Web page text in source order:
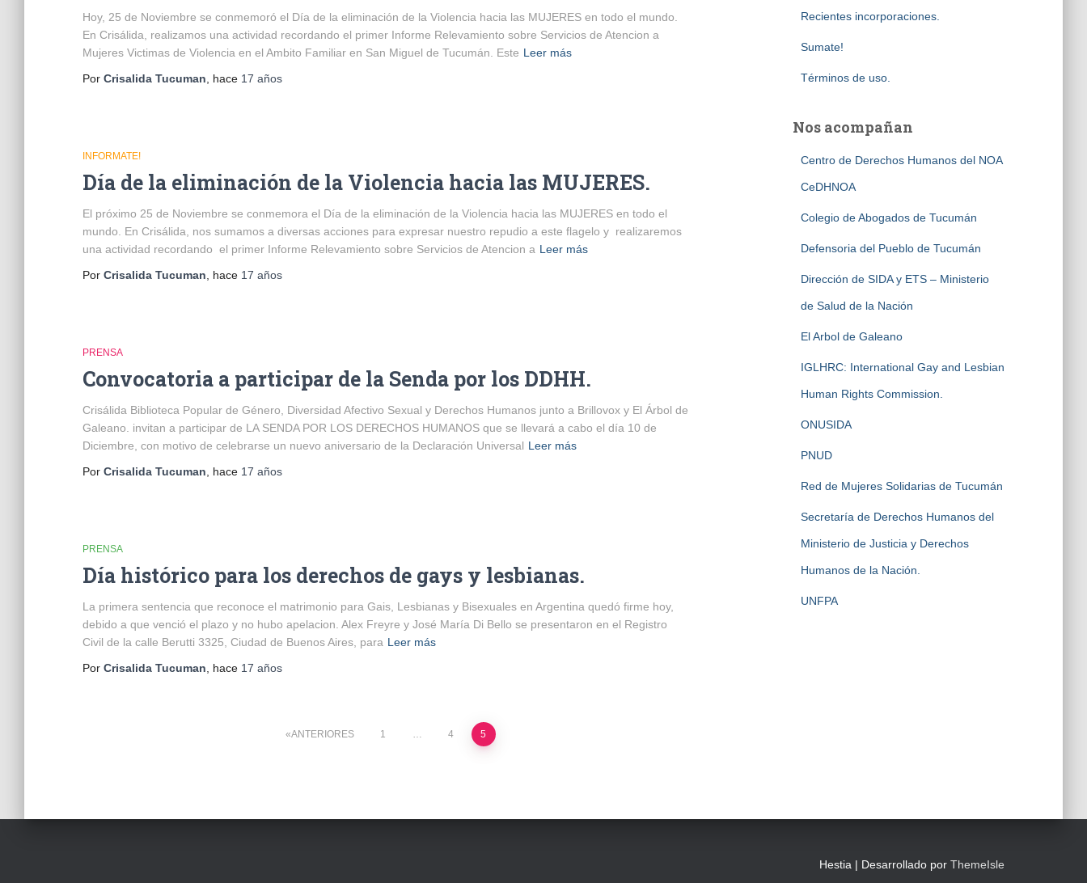
Hoy, 25 de Noviembre se conmemoró el Día de la eliminación de la Violencia hacia las MUJERES en todo el mundo.
En Crisálida, realizamos una actividad recordando el primer Informe Relevamiento sobre Servicios de Atencion a
Mujeres Victimas de Violencia en el Ambito Familiar en San Miguel de Tucumán. Este Leer más
Por Crisalida Tucuman , hace 17 años
INFORMATE!
Día de la eliminación de la Violencia hacia las MUJERES.
El próximo 25 de Noviembre se conmemora el Día de la eliminación de la Violencia hacia las MUJERES en todo el
mundo. En Crisálida, nos sumamos a diversas acciones para expresar nuestro repudio a este flagelo y realizaremos
una actividad recordando el primer Informe Relevamiento sobre Servicios de Atencion a Leer más
Por Crisalida Tucuman , hace 17 años
PRENSA
Convocatoria a participar de la Senda por los DDHH.
Crisálida Biblioteca Popular de Género, Diversidad Afectivo Sexual y Derechos Humanos junto a Brillovox y El Árbol de
Galeano. invitan a participar de LA SENDA POR LOS DERECHOS HUMANOS que se llevará a cabo el día 10 de
Diciembre, con motivo de celebrarse un nuevo aniversario de la Declaración Universal Leer más
Por Crisalida Tucuman , hace 17 años
PRENSA
Día histórico para los derechos de gays y lesbianas.
La primera sentencia que reconoce el matrimonio para Gais, Lesbianas y Bisexuales en Argentina quedó firme hoy,
debido a que venció el plazo y no hubo apelacion. Alex Freyre y José María Di Bello se presentaron en el Registro
Civil de la calle Berutti 3325, Ciudad de Buenos Aires, para Leer más
Por Crisalida Tucuman , hace 17 años
ANTERIORES 1 … 4 5
Recientes incorporaciones.
Sumate!
Términos de uso.
Nos acompañan
Centro de Derechos Humanos del NOA
CeDHNOA
Colegio de Abogados de Tucumán
Defensoria del Pueblo de Tucumán
Dirección de SIDA y ETS – Ministerio
de Salud de la Nación
El Arbol de Galeano
IGLHRC: International Gay and Lesbian
Human Rights Commission.
ONUSIDA
PNUD
Red de Mujeres Solidarias de Tucumán
Secretaría de Derechos Humanos del
Ministerio de Justicia y Derechos
Humanos de la Nación.
UNFPA
Hestia | Desarrollado por ThemeIsle